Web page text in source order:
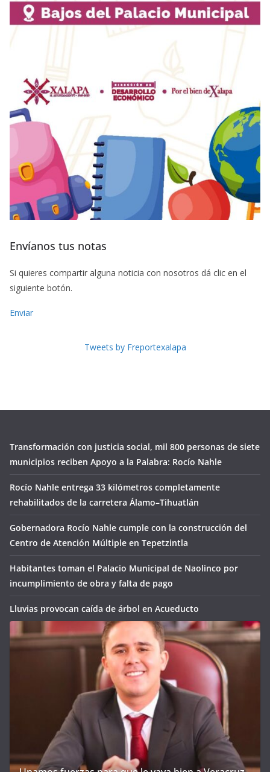
Envíanos tus notas
Si quieres compartir alguna noticia con nosotros dá clic en el
siguiente botón.
Enviar
Tweets by Freportexalapa
Transformación con justicia social, mil 800 personas de siete
municipios reciben Apoyo a la Palabra: Rocío Nahle
Rocío Nahle entrega 33 kilómetros completamente
rehabilitados de la carretera Álamo–Tihuatlán
Gobernadora Rocío Nahle cumple con la construcción del
Centro de Atención Múltiple en Tepetzintla
Habitantes toman el Palacio Municipal de Naolinco por
incumplimiento de obra y falta de pago
Lluvias provocan caída de árbol en Acueducto